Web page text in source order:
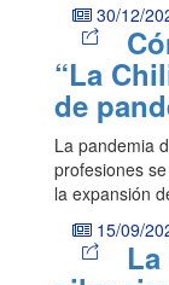
30/12/
“La
de
La pandemia
profesiones
la expansión
15/09/